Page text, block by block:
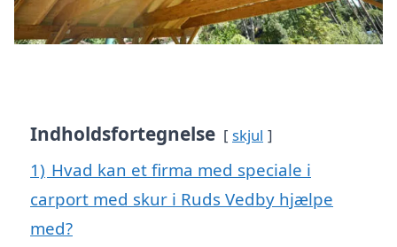
Indholdsfortegnelse skjul
1) Hvad kan et firma med speciale i
carport med skur i Ruds Vedby hjælpe
med?